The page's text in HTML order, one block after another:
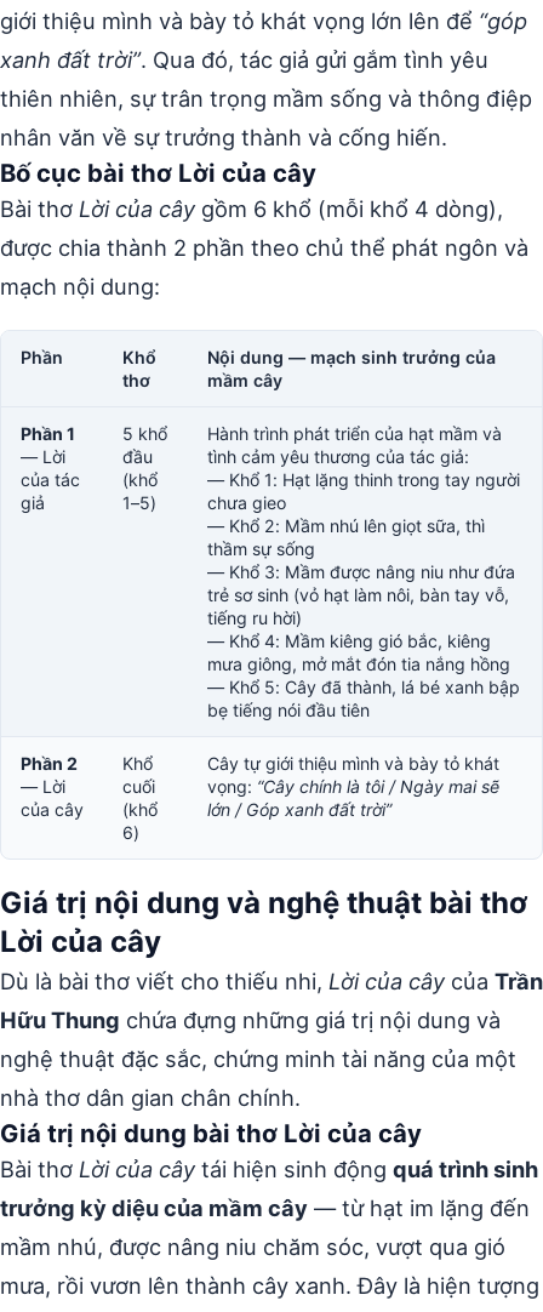
giới thiệu mình và bày tỏ khát vọng lớn lên để “góp
xanh đất trời”. Qua đó, tác giả gửi gắm tình yêu
thiên nhiên, sự trân trọng mầm sống và thông điệp
nhân văn về sự trưởng thành và cống hiến.
Bố cục bài thơ Lời của cây
Bài thơ Lời của câygồm 6 khổ (mỗi khổ 4 dòng),
được chia thành 2 phần theo chủ thể phát ngôn và
mạch nội dung:
Phần
Khổ
thơ
Nội dung — mạch sinh trưởng của
mầm cây
Phần 1
— Lời
của tác
giả
5 khổ
đầu
(khổ
1–5)
Hành trình phát triển của hạt mầm và
tình cảm yêu thương của tác giả:
— Khổ 1: Hạt lặng thinh trong tay người
chưa gieo
— Khổ 2: Mầm nhú lên giọt sữa, thì
thầm sự sống
— Khổ 3: Mầm được nâng niu như đứa
trẻ sơ sinh (vỏ hạt làm nôi, bàn tay vỗ,
tiếng ru hời)
— Khổ 4: Mầm kiêng gió bắc, kiêng
mưa giông, mở mắt đón tia nắng hồng
— Khổ 5: Cây đã thành, lá bé xanh bập
bẹ tiếng nói đầu tiên
Phần 2
— Lời
của cây
Khổ
cuối
(khổ
6)
Cây tự giới thiệu mình và bày tỏ khát
vọng: “Cây chính là tôi / Ngày mai sẽ
lớn / Góp xanh đất trời”
Giá trị nội dung và nghệ thuật bài thơ
Lời của cây
Dù là bài thơ viết cho thiếu nhi, Lời của câycủa Trần
Hữu Thung chứa đựng những giá trị nội dung và
nghệ thuật đặc sắc, chứng minh tài năng của một
nhà thơ dân gian chân chính.
Giá trị nội dung bài thơ Lời của cây
Bài thơ Lời của câytái hiện sinh động quá trình sinh
trưởng kỳ diệu của mầm cây — từ hạt im lặng đến
mầm nhú, được nâng niu chăm sóc, vượt qua gió
mưa, rồi vươn lên thành cây xanh. Đây là hiện tượng